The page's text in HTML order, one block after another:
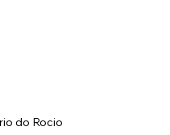
do Rocio